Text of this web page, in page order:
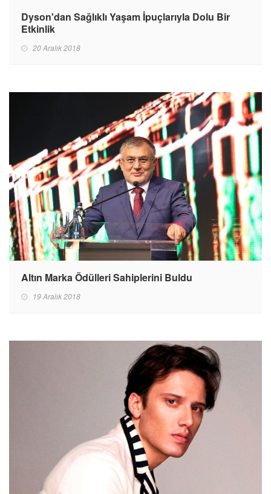
Dyson'dan Sağlıklı Yaşam İpuçlarıyla Dolu Bir
Etkinlik
20 Aralık 2018
Altın Marka Ödülleri Sahiplerini Buldu
19 Aralık 2018